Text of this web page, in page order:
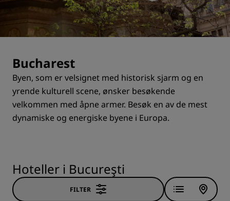
Bucharest
Byen, som er velsignet med historisk sjarm og en
yrende kulturell scene, ønsker besøkende
velkommen med åpne armer. Besøk en av de mest
dynamiske og energiske byene i Europa.
Hoteller i Bucureşti
FILTER